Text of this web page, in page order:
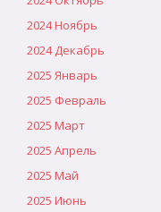
2024 Ноябрь
2024 Декабрь
2025 Январь
2025 Февраль
2025 Март
2025 Апрель
2025 Май
2025 Июнь